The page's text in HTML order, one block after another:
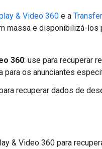
& Video 360 e a
massa e disponibilizá-los
360: use para recuperar
os anunciantes
recuperar dados de
& Video 360 para